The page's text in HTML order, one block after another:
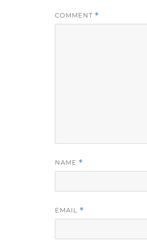
COMMENT *
NAME *
EMAIL *